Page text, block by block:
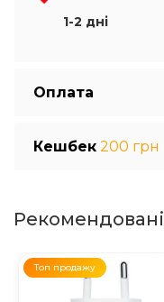
1-2 дні
Оплата
Кешбек 200 грн
Топ продажу